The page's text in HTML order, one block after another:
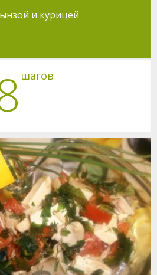
и курицей
шагов